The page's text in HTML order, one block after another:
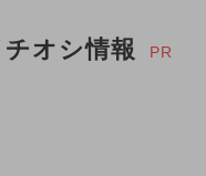
オシ情報 PR